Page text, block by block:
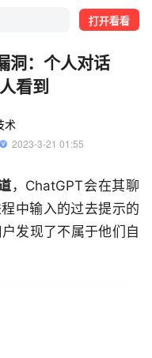
打开看看
洞：个人对话
看到
术
  2023-3-21 01:55
，ChatGPT会在其聊
中输入的过去提示的
发现了不属于他们自